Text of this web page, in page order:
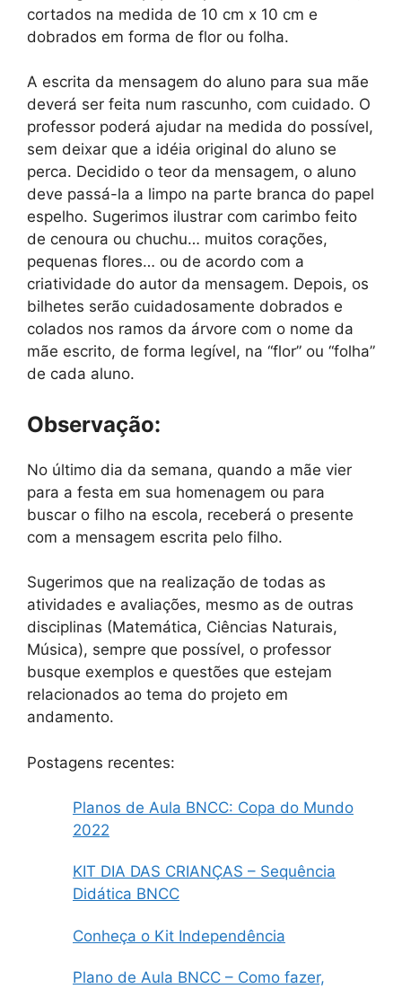
cortados na medida de 10 cm x 10 cm e
dobrados em forma de flor ou folha.
A escrita da mensagem do aluno para sua mãe
deverá ser feita num rascunho, com cuidado. O
professor poderá ajudar na medida do possível,
sem deixar que a idéia original do aluno se
perca. Decidido o teor da mensagem, o aluno
deve passá-la a limpo na parte branca do papel
espelho. Sugerimos ilustrar com carimbo feito
de cenoura ou chuchu… muitos corações,
pequenas flores… ou de acordo com a
criatividade do autor da mensagem. Depois, os
bilhetes serão cuidadosamente dobrados e
colados nos ramos da árvore com o nome da
mãe escrito, de forma legível, na “flor” ou “folha”
de cada aluno.
Observação:
No último dia da semana, quando a mãe vier
para a festa em sua homenagem ou para
buscar o filho na escola, receberá o presente
com a mensagem escrita pelo filho.
Sugerimos que na realização de todas as
atividades e avaliações, mesmo as de outras
disciplinas (Matemática, Ciências Naturais,
Música), sempre que possível, o professor
busque exemplos e questões que estejam
relacionados ao tema do projeto em
andamento.
Postagens recentes:
Planos de Aula BNCC: Copa do Mundo
2022
KIT DIA DAS CRIANÇAS – Sequência
Didática BNCC
Conheça o Kit Independência
Plano de Aula BNCC – Como fazer,